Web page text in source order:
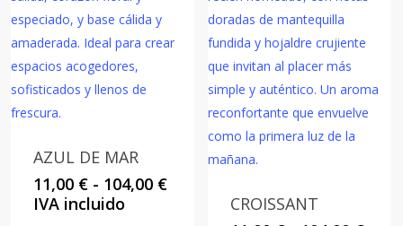
AZUL DE MAR
11,00 € - 104,00 €Rango
IVA incluido
CROISSANT